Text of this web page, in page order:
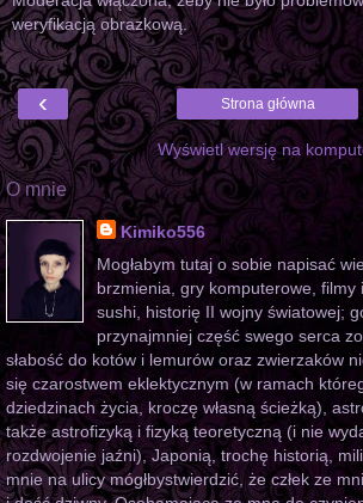
weryfikacją obrazkową.
‹ Strona główna
Wyświetl wersję na
O mnie
Kimiko556
Mogłabym tutaj o sobie napisać
brzmienia, gry komputerowe, filmy
sushi, historię II wojny światowej;
przynajmniej część swego serca
słabość do kotów i lemurów oraz zwierzaków
się czarostwem eklektycznym (w ramach
dziedzinach życia, kroczę własną ścieżką),
także astrofizyką i fizyką teoretyczną (i nie
rozdwojenie jaźni), Japonią, trochę historią,
mnie na ulicy mógłbystwierdzić, że człek ze